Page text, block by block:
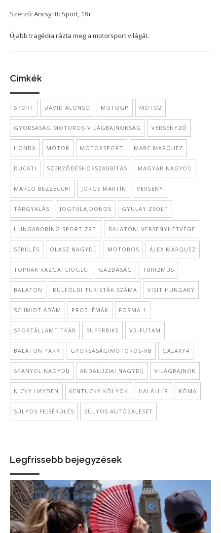
Szerző: Ancsy itt: Sport, 18+
Újabb tragédia rázta meg a motorsport világát.
Cimkék
SPORT DAVID ALONSO MOTOGP MOTO2
GYORSASÁGIMOTOROS-VILÁGBAJNOKSÁG VERSENYZŐ
HONDA MOTOR MOTORSPORT MARC MARQUEZ
DUCATI SZERZŐDÉSHOSSZABBÍTÁS MAGYAR NAGYDÍJ
MARCO BEZZECCHI JORGE MARTÍN VERSENY
TÁRGYALÁS JOGTULAJDONOS GYULAY ZSOLT
HUNGARORING SPORT ZRT. BALATONI VERSENYHÉTVÉGE
SÉRÜLÉS OLASZ NAGYDÍJ MOTOROS ÁLEX MÁRQUEZ
TOPRAK RAZGATLIOGLU GAZDASÁG TURIZMUS
BALATON KÜLFÖLDI TURISTÁK SZÁMA VISIT HUNGARY
SCHMIDT ÁDÁM PROBLÉMÁK FORMA-1
SPORTÁLLAMTITKÁR SUPERBIKE VB-FUTAM
BALATON PARK GYORSASÁGIMOTOROS-VB GALAXY4
SPANYOL NAGYDÍJ ANDALÚZIAI NAGYDÍJ VILÁGBAJNOK
NICKY HAYDEN KENTUCKY KÖLYÖK HALÁLHÍR KÓMA
SÚLYOS FEJSÉRÜLÉS SÚLYOS AUTÓBALESET
Legfrissebb bejegyzések